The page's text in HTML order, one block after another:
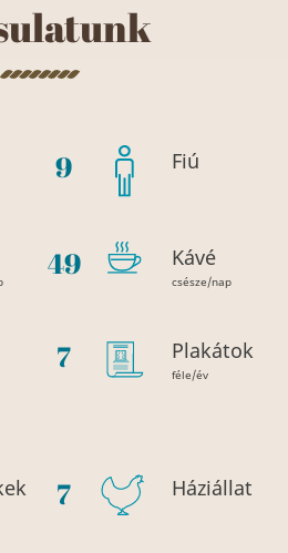
5 Fiú
24 Kávé
csésze/nap
4 Plakátok
féle/év
4 Háziállat